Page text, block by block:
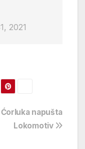
2021
Ćorluka napušta
Lokomotiv